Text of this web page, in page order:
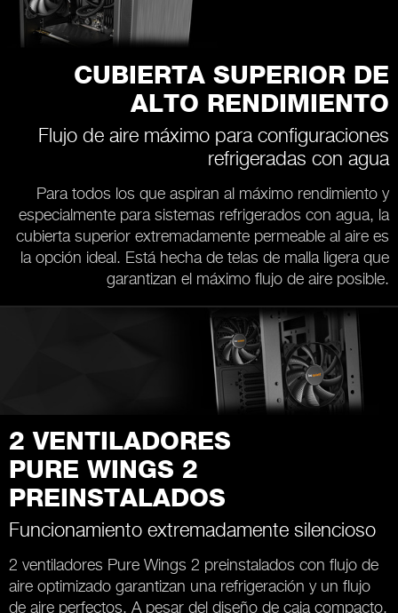
CUBIERTA SUPERIOR DE
ALTO RENDIMIENTO
Flujo de aire máximo para configuraciones
refrigeradas con agua
Para todos los que aspiran al máximo rendimiento y
especialmente para sistemas refrigerados con agua, la
cubierta superior extremadamente permeable al aire es
la opción ideal. Está hecha de telas de malla ligera que
garantizan el máximo flujo de aire posible.
2 VENTILADORES
PURE WINGS 2
PREINSTALADOS
Funcionamiento extremadamente silencioso
2 ventiladores Pure Wings 2 preinstalados con flujo de
aire optimizado garantizan una refrigeración y un flujo
de aire perfectos. A pesar del diseño de caja compacto,